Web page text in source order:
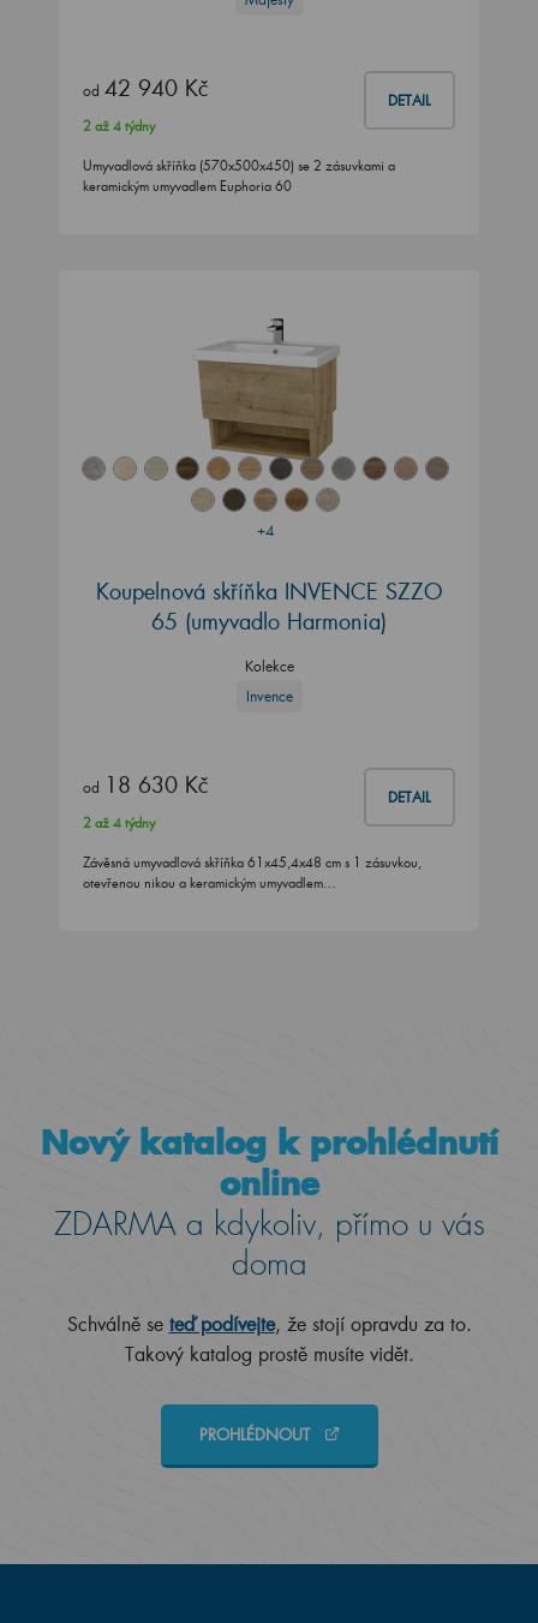
od 42 940 Kč DETAIL
2 až 4 týdny
Umyvadlová skříňka (570x500x450) se 2 zásuvkami a
keramickým umyvadlem Euphoria 60
+4
Koupelnová skříňka INVENCE SZZO
65 (umyvadlo Harmonia)
Kolekce
Invence
od 18 630 Kč DETAIL
2 až 4 týdny
Závěsná umyvadlová skříňka 61x45,4x48 cm s 1 zásuvkou,
otevřenou nikou a keramickým umyvadlem…
Nový katalog k prohlédnutí
online
ZDARMA a kdykoliv, přímo u vás
doma
Schválně se teď podívejte, že stojí opravdu za to.
Takový katalog prostě musíte vidět.
PROHLÉDNOUT